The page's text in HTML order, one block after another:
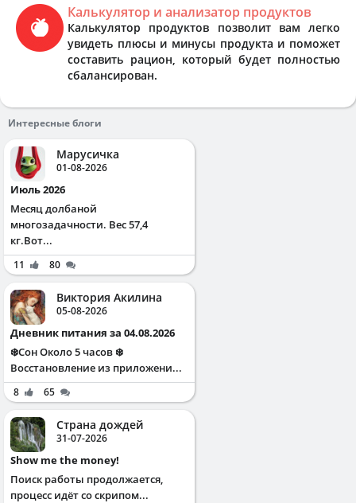
Калькулятор и анализатор продуктов
Калькулятор продуктов позволит вам легко
увидеть плюсы и минусы продукта и поможет
составить рацион, который будет полностью
сбалансирован.
Интересные блоги
Марусичка
01-08-2026
Июль 2026
Месяц долбаной
многозадачности. Вес 57,4
кг.Вот...
11 80
Виктория Акилина
05-08-2026
Дневник питания за 04.08.2026
❄️Сон Около 5 часов ❄️
Восстановление из приложени...
8 65
Страна дождей
31-07-2026
Show me the money!
Поиск работы продолжается,
процесс идёт со скрипом...